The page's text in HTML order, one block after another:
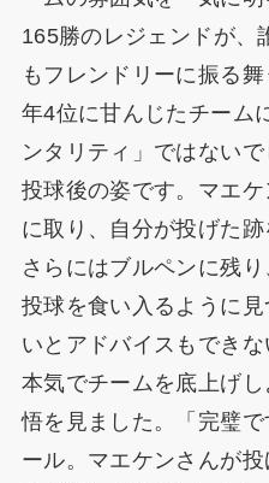
165勝のレジェンドが、
もフレンドリーに振る
年4位に甘んじたチーム
ンタリティ」ではないで
投球後の姿です。マエ
に取り、自分が投げた跡
さらにはブルペンに残
投球を食い入るように
いとアドバイスもできな
本気でチームを底上げ
悟を見ました。「完璧
ール。マエケンさんが